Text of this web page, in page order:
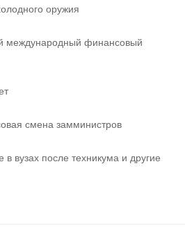
оружия
международный финансовый
смена замминистров
вузах после техникума и другие